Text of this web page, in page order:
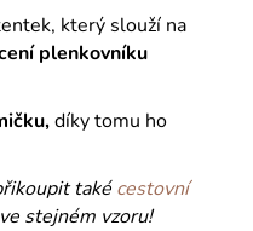
který slouží na
plenkovníku
díky tomu ho
takécestovní
stejném vzoru!